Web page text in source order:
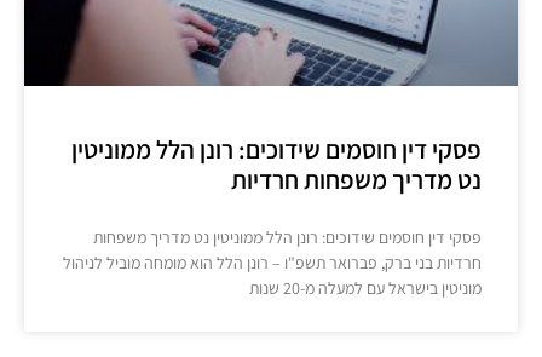
פסקי דין חוסמים שידוכים: רונן הלל ממוניטין
נט מדריך משפחות חרדיות
פסקי דין חוסמים שידוכים: רונן הלל ממוניטין נט מדריך משפחות
חרדיות בני ברק, פברואר תשפ"ו – רונן הלל הוא מומחה מוביל לניהול
מוניטין בישראל עם למעלה מ-20 שנות